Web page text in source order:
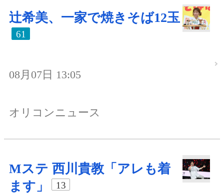
辻希美、一家で焼きそば12玉
61
08月07日 13:05
オリコンニュース
Mステ 西川貴教「アレも着
ます」
13